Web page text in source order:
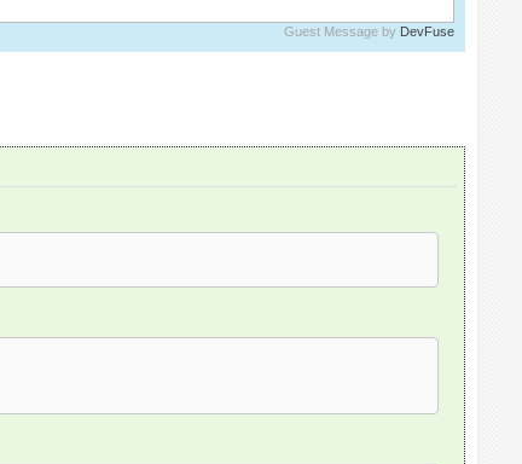
Guest Message by DevFuse